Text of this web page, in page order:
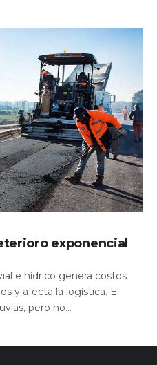
exponencial
e hídrico genera costos
y afecta la logística. El
pero no...